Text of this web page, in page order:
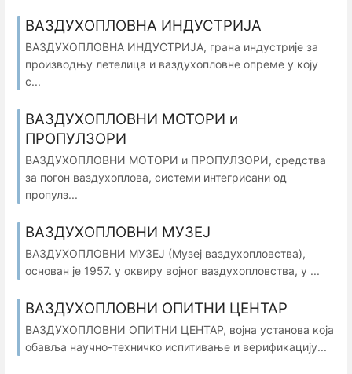
ВАЗДУХОПЛОВНА ИНДУСТРИЈА
ВАЗДУХОПЛОВНА ИНДУСТРИЈА, грана индустрије за
производњу летелица и ваздухопловне опреме у коју
с...
ВАЗДУХОПЛОВНИ МОТОРИ и
ПРОПУЛЗОРИ
ВАЗДУХОПЛОВНИ МОТОРИ и ПРОПУЛЗОРИ, средства
за погон ваздухоплова, системи интегрисани од
пропулз...
ВАЗДУХОПЛОВНИ МУЗЕЈ
ВАЗДУХОПЛОВНИ МУЗЕЈ (Музеј ваздухопловства),
основан је 1957. у оквиру војног ваздухопловства, у ...
ВАЗДУХОПЛОВНИ ОПИТНИ ЦЕНТАР
ВАЗДУХОПЛОВНИ ОПИТНИ ЦЕНТАР, војна установа која
обавља научно-техничко испитивање и верификацију...